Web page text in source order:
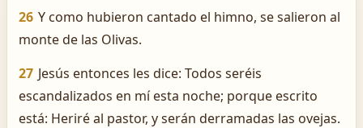
26 Y como hubieron cantado el himno, se salieron al
monte de las Olivas.
27 Jesús entonces les dice: Todos seréis
escandalizados en mí esta noche; porque escrito
está: Heriré al pastor, y serán derramadas las ovejas.